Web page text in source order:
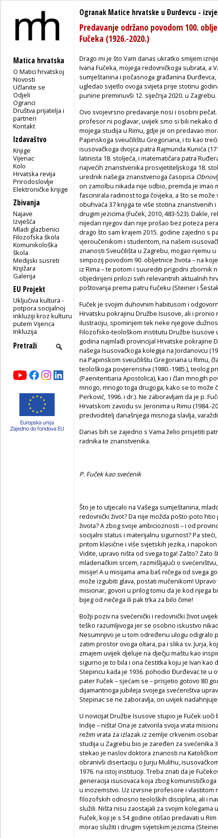
Matica hrvatska
O Matici hrvatskoj
Novosti
Učlanite se
Odjeli
Ogranci
Društva prijatelja i
partneri
Kontakt
Izdavaštvo
Knjige
Vijenac
Kolo
Hrvatska revija
Prirodoslovlje
Elektroničke knjige
Zbivanja
Najave
Izvješća
Mladi glazbenici
Filozofska škola
Komunikološka
škola
Medijski susreti
Knjižara
Galerija
EU Projekt
Uključiva kultura -
potpora socijalnoj
inkluziji kroz kulturu
putem Vijenca
Inkluzija
Ogranak Matice hrvatske u Ðurđevcu -
Predavanje održano povodom 100.
Fučeka (1926.-2020.)
Drago mi je što Vam danas ukratko smijem
Ivana Fučeka, mojega redovničkoga subrata, a
sumještanina i počasnoga građanina
ugledao svjetlo ovoga svijeta prije stotinu
punine preminuvši 12. siječnja 2020. u Zagrebu.
Ovo svojevrsno predavanje nosi i osobni
profesor ni poglavar, uvijek smo si bili nekako
mojega studija u Rimu, gdje je on predavao
Papinskoga sveučilištu Gregoriana, i to kao
isusovačkoga dvojca patra Rajmunda Kunića
latinista 18. stoljeća, i matematičara patra
najvećih znanstvenika prosvjetiteljskoga 18.
urednik našega znanstvenoga časopisa
on zamolbu nikada nije odbio, premda je imao
fascinirala radinost toga čovjeka, a što se
obuhvaća 37 knjiga te više stotina znanstvenih
drugim jezicima (Fuček, 2010, 483-523). Dakle,
nijedan njegov dan nije prošao bez poteza
drago što sam krajem 2015. godine zajedno s
vjeroučenikom i studentom, na našem
znanosti Sveučilišta u Zagrebu, mogao njemu
simpozij povodom 90. obljetnice života – na
iz Rima – te potom i suurediti prigodni zbornik
objedinjeni prilozi svih relevantnih aktualnih
poštovanja prema patru Fučeku (Steiner i
Fuček je svojim duhovnim habitusom i
Hrvatsku pokrajinu Družbe Isusove, ali i
ilustraciju, spominjem tek neke njegove
Filozofsko-teološkom institutu Družbe Isusove
godina najmlađi provincijal Hrvatske pokrajine
našega Isusovačkoga kolegija na Jordanovcu
na Papinskom sveučilištu Gregoriana u Rimu,
teološkoga povjerenstva (1980.-1985.), teolog
(Paenitentiaria Apostolica), kao i član mnogih
mnogo, mnogo toga drugoga, kako se to može
Perković, 1996. i dr.). Ne zaboravljam da je p.
Hrvatskom zavodu sv. Jeronima u Rimu (1984.-
predvoditelj današnjega misnoga slavlja,
Danas bih se zajedno s Vama želio prisjetiti
radnika te znanstvenika.
P. Fuček kao svećenik
Što je to utjecalo na Vašega sumještanina,
redovnički život? Da nije možda pošto-poto
života? A zbog svoje ambicioznosti – i od
socijalni status i materijalnu sigurnost? Pa
pritom klasične i više svjetskih jezika, i
Vidite, upravo ništa od svega toga! Zašto? Zato
mladenačkim srcem, razmišljajući o
misije! A u misijama ama baš ničega od svega
može izgubiti glava, postati mučenikom!
misionar, govori u prilog tomu da je kod njega
bijeg od nečega ili pak trka za bilo čime!
Božji poziv na svećenički i redovnički život
teško razumljivoga jer se osobno iskustvo
Nesumnjivo je u tom određenu ulogu odigralo
zatim prostor ovoga oltara, pa i slika sv. Jurja,
zmajem uvijek djeluje na dječju maštu kao
sigurno je to bila i ona čestitka koju je Ivan
Stepincu kada je 1936. pohodio Đurđevac te u
pater Fuček – sjećam se – prisjetio gotovo 80
dijamantnoga jubileja svojega svećeništva
Stepinac se ne zaboravlja, on uvijek
U novicijat Družbe Isusove stupio je Fuček uoči
Indije – ništa! Ona je zatvorila svoja vrata
režim vrata za izlazak iz zemlje crkvenim
studija u Zagrebu bio je zaređen za svećenika
stekao je naslov doktora znanosti na
obranivši disertaciju o Jurju Mulihu,
1976. na istoj instituciji. Treba znati da je
generacija isusovaca koja zbog
u inozemstvo. Uz izvrsne profesore i vlastitom
filozofskih odnosno teoloških disciplina, ali i
služili. Ništa nisu zaostajali za svojim
Fuček, koji je s 54 godine otišao predavati u
morao služiti i drugim svjetskim jezicima